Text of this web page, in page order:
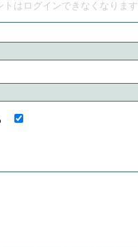
はログインできなくなります